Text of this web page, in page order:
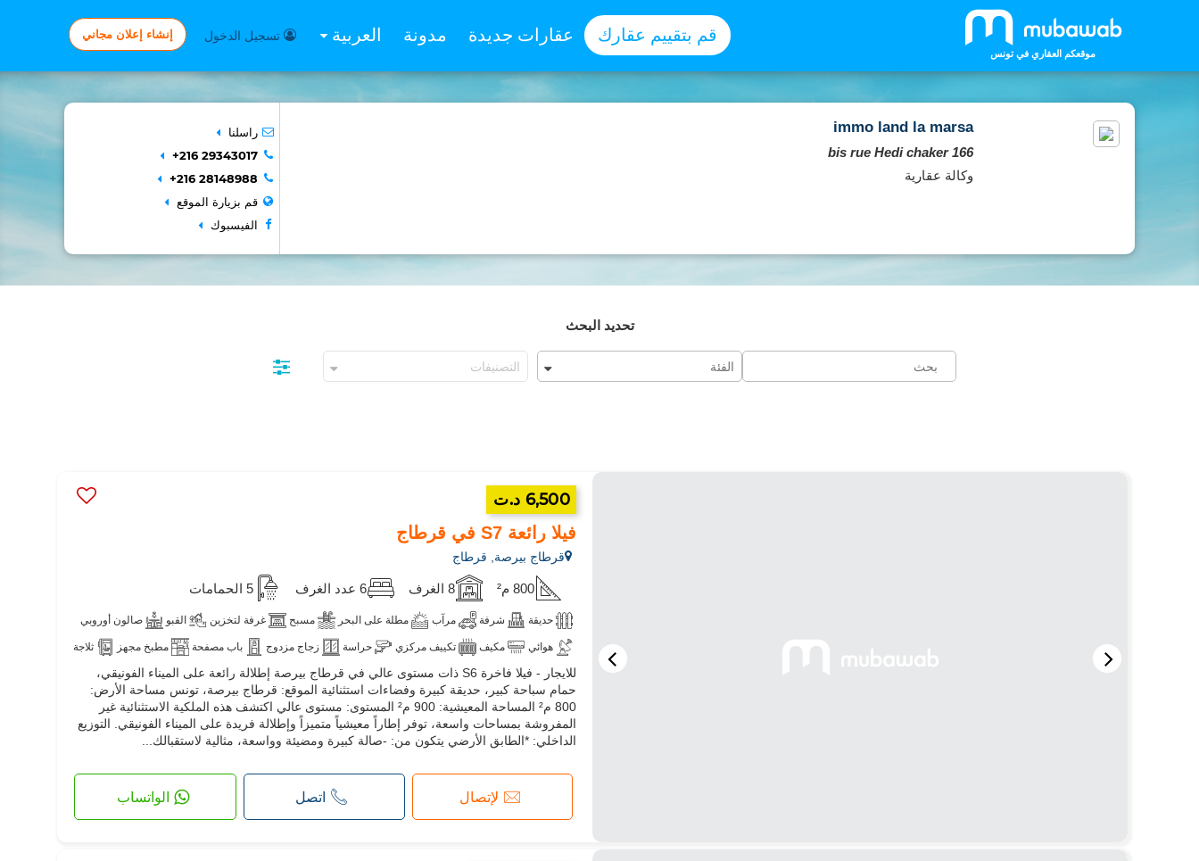
موقعكم العقاري في تونس
قم بتقييم عقارك عقارات جديدة مدونة العربية تسجيل الدخول إنشاء إعلان مجاني
immo land la marsa
166 bis rue Hedi chaker
وكالة عقارية
راسلنا
+216 29343017
+216 28148988
قم بزيارة الموقع
الفيسبوك
تحديد البحث
6,500 د.ت
فيلا رائعة S7 في قرطاج
قرطاج بيرصة, قرطاج
800 م² 8 الغرف 6 عدد الغرف 5 الحمامات
حديقة شرفة مرآب مطلة على البحر مسبح غرفة لتخزين القبو صالون أوروبي
هوائي مكيف تكييف مركزي حراسة زجاج مزدوج باب مصفحة مطبخ مجهز ثلاجة
فرن ميكروويف انترنت مسموح بدخول الحيوانات الأليفة
للايجار - فيلا فاخرة S6 ذات مستوى عالي في قرطاج بيرصة إطلالة رائعة على الميناء الفونيقي،
حمام سباحة كبير، حديقة كبيرة وفضاءات استثنائية الموقع: قرطاج بيرصة، تونس مساحة الأرض:
800 م² المساحة المعيشية: 900 م² المستوى: مستوى عالي اكتشف هذه الملكية الاستثنائية غير
المفروشة بمساحات واسعة، توفر إطاراً معيشياً متميزاً وإطلالة فريدة على الميناء الفونيقي. التوزيع
الداخلي: *الطابق الأرضي يتكون من: -صالة كبيرة ومضيئة وواسعة، مثالية لاستقبالك...
لإتصال اتصل الواتساب